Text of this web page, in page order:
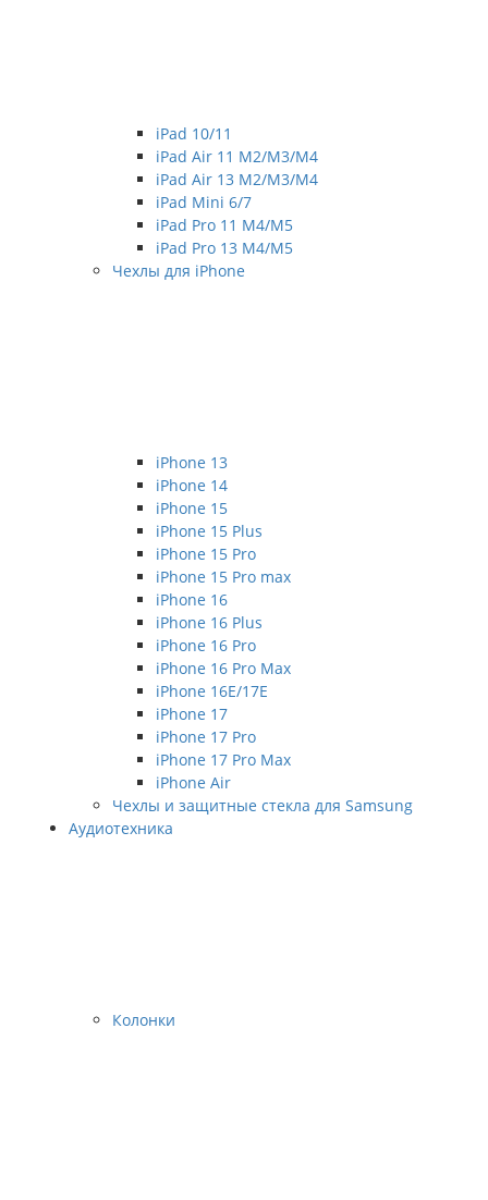
iPad 10/11
iPad Air 11 M2/M3/M4
iPad Air 13 M2/M3/M4
iPad Mini 6/7
iPad Pro 11 M4/M5
iPad Pro 13 M4/M5
Чехлы для iPhone
iPhone 13
iPhone 14
iPhone 15
iPhone 15 Plus
iPhone 15 Pro
iPhone 15 Pro max
iPhone 16
iPhone 16 Plus
iPhone 16 Pro
iPhone 16 Pro Max
iPhone 16E/17E
iPhone 17
iPhone 17 Pro
iPhone 17 Pro Max
iPhone Air
Чехлы и защитные стекла для Samsung
Аудиотехника
Колонки